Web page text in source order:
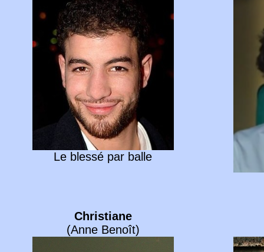
Le blessé par balle
Christiane
(Anne Benoît)